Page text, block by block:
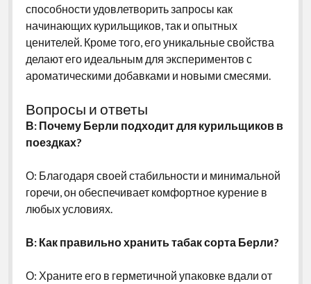
способности удовлетворить запросы как
начинающих курильщиков, так и опытных
ценителей. Кроме того, его уникальные свойства
делают его идеальным для экспериментов с
ароматическими добавками и новыми смесями.
Вопросы и ответы
В: Почему Берли подходит для курильщиков в
поездках?
О: Благодаря своей стабильности и минимальной
горечи, он обеспечивает комфортное курение в
любых условиях.
В: Как правильно хранить табак сорта Берли?
О: Храните его в герметичной упаковке вдали от